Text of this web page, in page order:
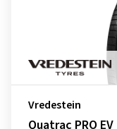
Vredestein
Quatrac PRO EV